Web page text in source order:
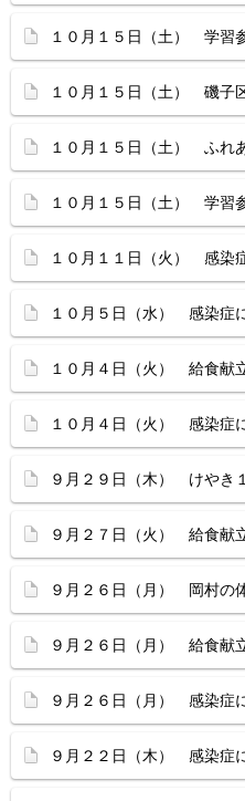
１０月１５日（土） 学習
１０月１５日（土） 磯子
１０月１５日（土） ふれ
１０月１５日（土） 学習
１０月１１日（火） 感染
１０月５日（水） 感染症
１０月４日（火） 給食献
１０月４日（火） 感染症
９月２９日（木） けやき
９月２７日（火） 給食献
９月２６日（月） 岡村の
９月２６日（月） 給食献
９月２６日（月） 感染症
９月２２日（木） 感染症